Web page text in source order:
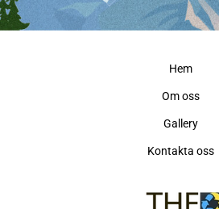
Hem
Om oss
Gallery
Kontakta oss